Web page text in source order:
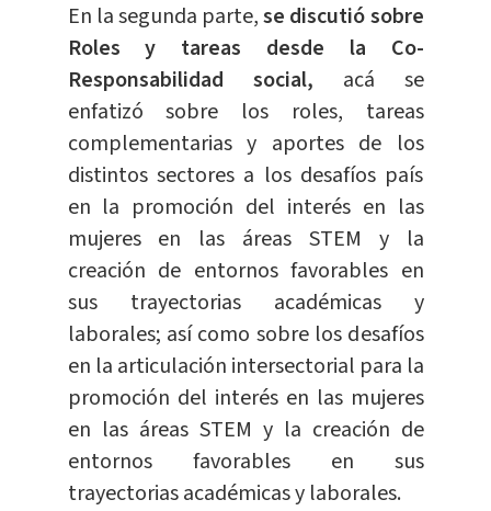
En la segunda parte,se discutió sobre
Roles y tareas desde la Co-
Responsabilidad social, acá se
enfatizó sobre los roles, tareas
complementarias y aportes de los
distintos sectores a los desafíos país
en la promoción del interés en las
mujeres en las áreas STEM y la
creación de entornos favorables en
sus trayectorias académicas y
laborales; así como sobre los desafíos
en la articulación intersectorial para la
promoción del interés en las mujeres
en las áreas STEM y la creación de
entornos favorables en sus
trayectorias académicas y laborales.